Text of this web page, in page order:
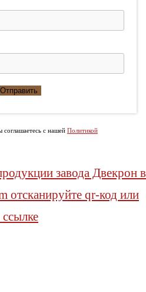
Отправить
с нашей Политикой
завода Двекрон в
отсканируйте qr-код или